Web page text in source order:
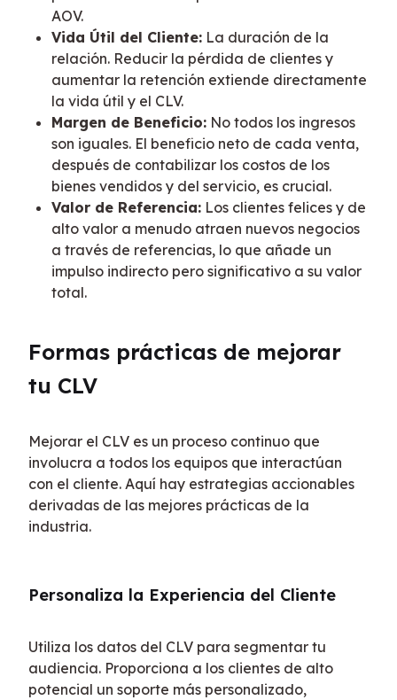
AOV.
Vida Útil del Cliente: La duración de la
relación. Reducir la pérdida de clientes y
aumentar la retención extiende directamente
la vida útil y el CLV.
Margen de Beneficio: No todos los ingresos
son iguales. El beneficio neto de cada venta,
después de contabilizar los costos de los
bienes vendidos y del servicio, es crucial.
Valor de Referencia: Los clientes felices y de
alto valor a menudo atraen nuevos negocios
a través de referencias, lo que añade un
impulso indirecto pero significativo a su valor
total.
Formas prácticas de mejorar
tu CLV
Mejorar el CLV es un proceso continuo que
involucra a todos los equipos que interactúan
con el cliente. Aquí hay estrategias accionables
derivadas de las mejores prácticas de la
industria.
Personaliza la Experiencia del Cliente
Utiliza los datos del CLV para segmentar tu
audiencia. Proporciona a los clientes de alto
potencial un soporte más personalizado,